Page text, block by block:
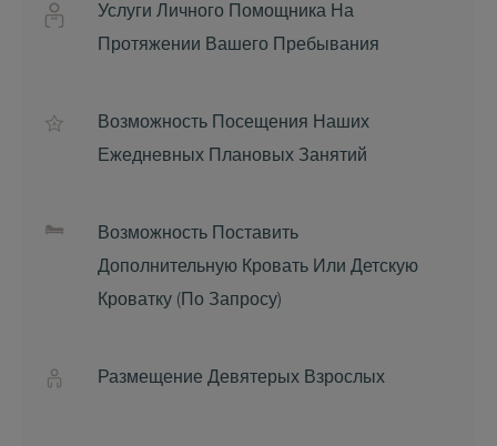
Услуги Личного Помощника На
Протяжении Вашего Пребывания
Возможность Посещения Наших
Ежедневных Плановых Занятий
Возможность Поставить
Дополнительную Кровать Или Детскую
Кроватку (по Запросу)
Размещение Девятерых Взрослых